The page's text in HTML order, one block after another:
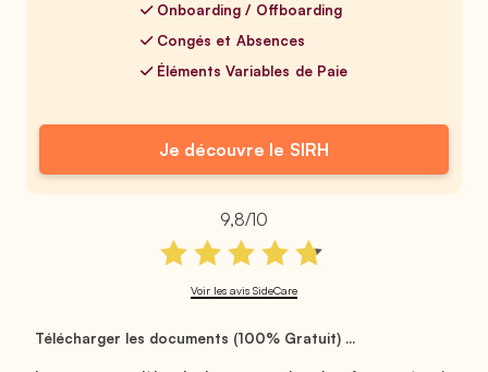
Onboarding / Offboarding
Congés et Absences
Éléments Variables de Paie
Je découvre le SIRH
9,8/10
Voir les avis SideCare
Télécharger les documents (100% Gratuit) ...